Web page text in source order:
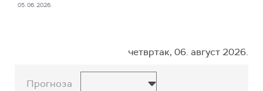
05. 06. 2026.
четвртак, 06. август 2026.
Прогноза